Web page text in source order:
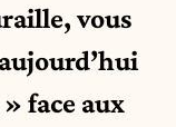
vous
face aux